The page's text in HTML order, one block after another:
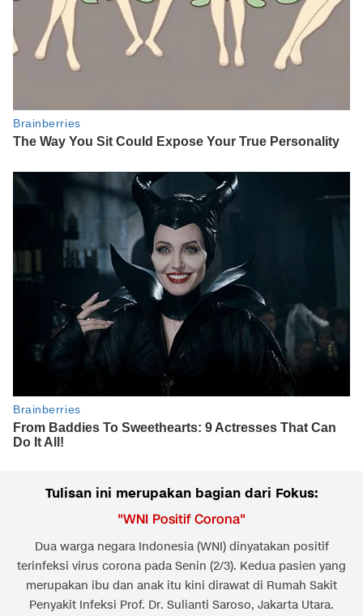
Tulisan ini merupakan bagian dari Fokus:
"WNI Positif Corona"
Dua warga negara Indonesia (WNI) dinyatakan positif
terinfeksi virus corona pada Senin (2/3). Kedua pasien yang
merupakan ibu dan anak itu kini dirawat di Rumah Sakit
Penyakit Infeksi Prof. Dr. Sulianti Saroso, Jakarta Utara.